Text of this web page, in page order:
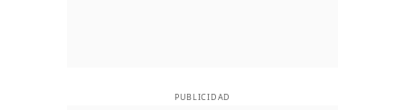
PUBLICIDAD